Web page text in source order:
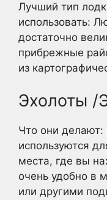
Лучший тип
использовать:
достаточно
прибрежные
из
Эхолоты /
Что они делают:
используются
места, где вы
очень удобно в
или другими